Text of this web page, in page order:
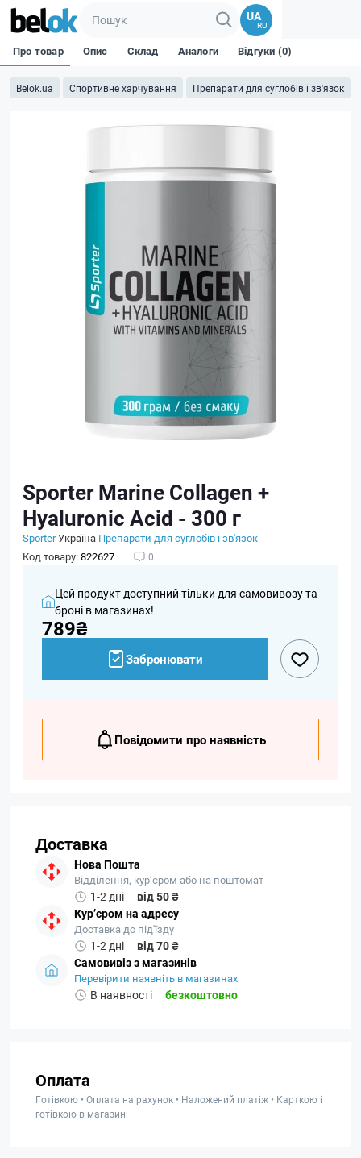
UA
RU
Belok.ua Спортивне харчування Препарати для суглобів і зв'язок
Про товар Опис Склад Аналоги Відгуки (0)
Sporter Marine Collagen +
Hyaluronic Acid - 300 г
SporterУкраїна Препарати для суглобів і зв'язок
Код товару:822627 0
Цей продукт доступний тільки для самовивозу та
броні в магазинах!
789₴
Забронювати
Повідомити про наявність
Доставка
Нова Пошта
Відділення, кур’єром або на поштомат
1-2 дні
від 50 ₴
Кур’єром на адресу
Доставка до під'їзду
1-2 дні
від 70 ₴
Самовивіз з магазинів
Перевірити наявніть в магазинах
В наявності безкоштовно
Оплата
Готівкою • Оплата на рахунок • Наложений платіж • Карткою і
готівкою в магазині